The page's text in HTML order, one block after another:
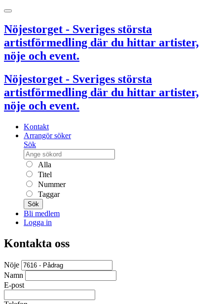
Nöjestorget - Sveriges största
artistförmedling där du hittar artister,
nöje och event.
Nöjestorget - Sveriges största
artistförmedling där du hittar artister,
nöje och event.
Kontakt
Arrangör söker
Sök
Alla
Titel
Nummer
Taggar
Sök
Bli medlem
Logga in
Kontakta oss
Nöje
Namn
E-post